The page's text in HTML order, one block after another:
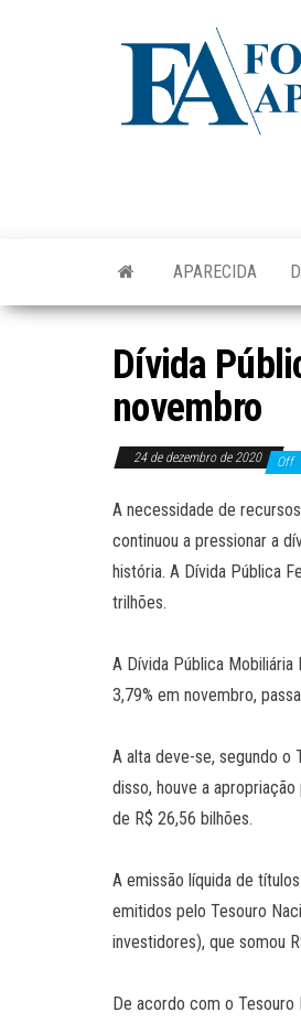
APARECIDA
Dívida
novembro
24 de dezembro de 2020 Off
A necessidade de
continuou a pressionar a
história. A Dívida Pública
trilhões.
A Dívida Pública
3,79% em novembro,
A alta deve-se, segundo o
disso, houve a
de R$ 26,56 bilhões.
A emissão líquida de
emitidos pelo Tesouro
investidores), que somou
De acordo com o